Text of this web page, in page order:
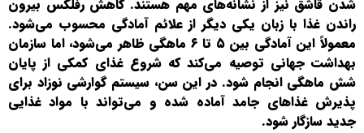
شدن قاشق نیز از نشانه‌های مهم هستند. کاهش رفلکس بیرون
راندن غذا با زبان یکی دیگر از علائم آمادگی محسوب می‌شود.
معمولاً این آمادگی بین ۵ تا ۶ ماهگی ظاهر می‌شود، اما سازمان
بهداشت جهانی توصیه می‌کند که شروع غذای کمکی از پایان
شش ماهگی انجام شود. در این سن، سیستم گوارشی نوزاد برای
پذیرش غذاهای جامد آماده شده و می‌تواند با مواد غذایی
جدید سازگار شود.